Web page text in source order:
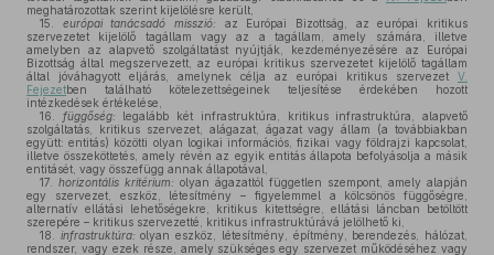
meghatározottak szerint kijelölésre került,
15.
európai tanácsadó misszió: az Európai Bizottság, az európai kritikus
szervezetet kijelölő tagállam vagy az a tagállam, amely számára, illetve
amelyben az alapvető szolgáltatást nyújtják, kezdeményezésére az Európai
Bizottság által megszervezett, az európai kritikus szervezetet kijelölő tagállam
által jóváhagyott eljárás, amelynek célja az európai kritikus szervezet V.
Fejezetben található kötelezettségeinek teljesítése érdekében hozott
intézkedések értékelése,
16.
függőség: legalább két infrastruktúra, kritikus infrastruktúra, alapvető
szolgáltatás, kritikus szervezet, alágazat, ágazat vagy állam (a továbbiakban
együtt: entitás) közötti olyan logikai információs, fizikai vagy földrajzi kapcsolat,
illetve összeköttetés, amely révén az egyik entitás állapota befolyásolja a másik
entitásét, vagy összefügg annak állapotával,
17.
horizontális kritérium: olyan ágazattól független szempont, amely alapján
egy szervezet, eszköz, létesítmény – figyelemmel a kölcsönös függőségre,
alternatív ellátási lehetőségekre, kritikus kitettségre, ellátási láncban betöltött
szerepére – kritikus szervezetté, kritikus infrastruktúrává jelölhető ki,
18.
infrastruktúra: olyan eszköz, létesítmény, építmény, berendezés, hálózat,
rendszer, vagy ezek része, amely szükséges egy szervezet működéséhez vagy